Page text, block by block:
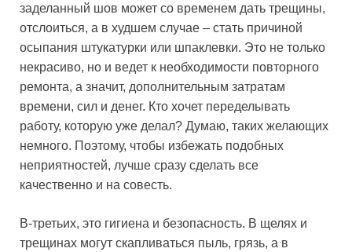
заделанный шов может со временем дать трещины,
отслоиться, а в худшем случае – стать причиной
осыпания штукатурки или шпаклевки. Это не только
некрасиво, но и ведет к необходимости повторного
ремонта, а значит, дополнительным затратам
времени, сил и денег. Кто хочет переделывать
работу, которую уже делал? Думаю, таких желающих
немного. Поэтому, чтобы избежать подобных
неприятностей, лучше сразу сделать все
качественно и на совесть.
В-третьих, это гигиена и безопасность. В щелях и
трещинах могут скапливаться пыль, грязь, а в